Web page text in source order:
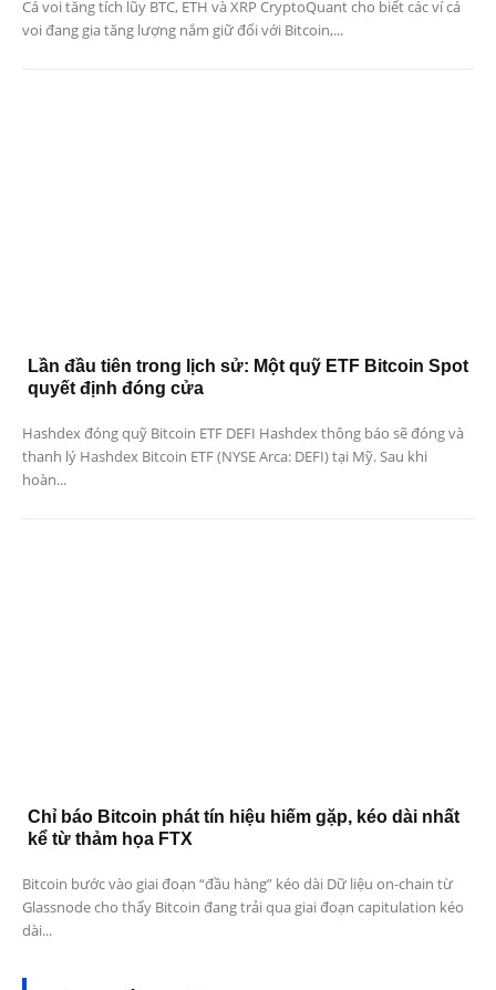
Cá voi tăng tích lũy BTC, ETH và XRP CryptoQuant cho biết các ví cá
voi đang gia tăng lượng nắm giữ đối với Bitcoin,...
Lần đầu tiên trong lịch sử: Một quỹ ETF Bitcoin Spot
quyết định đóng cửa
Hashdex đóng quỹ Bitcoin ETF DEFI Hashdex thông báo sẽ đóng và
thanh lý Hashdex Bitcoin ETF (NYSE Arca: DEFI) tại Mỹ. Sau khi
hoàn...
Chỉ báo Bitcoin phát tín hiệu hiếm gặp, kéo dài nhất
kể từ thảm họa FTX
Bitcoin bước vào giai đoạn “đầu hàng” kéo dài Dữ liệu on-chain từ
Glassnode cho thấy Bitcoin đang trải qua giai đoạn capitulation kéo
dài...